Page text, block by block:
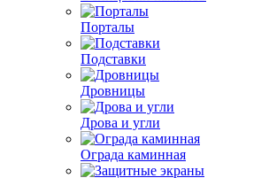
Порталы
Подставки
Дровницы
Дрова и угли
Ограда каминная